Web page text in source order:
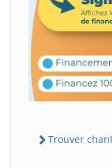
Trouver